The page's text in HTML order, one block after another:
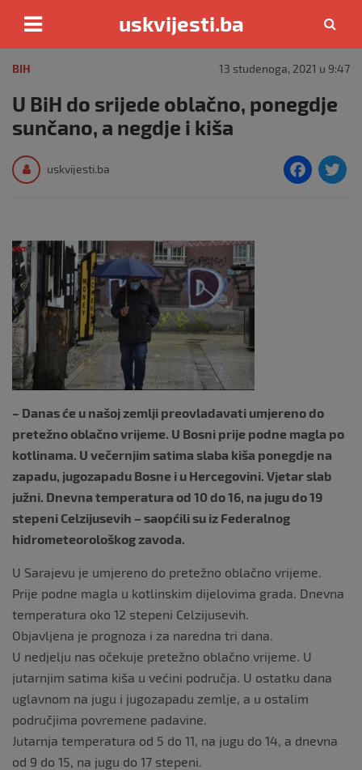
content
uskvijesti.ba
BIH 13 studenoga, 2021 u 9:47
U BiH do srijede oblačno, ponegdje
sunčano, a negdje i kiša
uskvijesti.ba
F
– Danas će u našoj zemlji preovladavati umjereno do
pretežno oblačno vrijeme. U Bosni prije podne magla po
kotlinama. U večernjim satima slaba kiša ponegdje na
zapadu, jugozapadu Bosne i u Hercegovini. Vjetar slab
južni. Dnevna temperatura od 10 do 16, na jugu do 19
stepeni Celzijusevih – saopćili su iz Federalnog
hidrometeorološkog zavoda.
U Sarajevu je umjereno do pretežno oblačno vrijeme.
Prije podne magla u kotlinskim dijelovima grada. Dnevna
temperatura oko 12 stepeni Celzijusevih.
Objavljena je prognoza i za naredna tri dana.
U nedjelju nas očekuje pretežno oblačno vrijeme. U
jutarnjim satima kiša u većini područja. U ostatku dana
uglavnom na jugu i jugozapadu zemlje, a u ostalim
područjima povremene padavine.
Jutarnja temperatura od 5 do 11, na jugu do 14, a dnevna
od 9 do 15, na jugu do 17 stepeni.